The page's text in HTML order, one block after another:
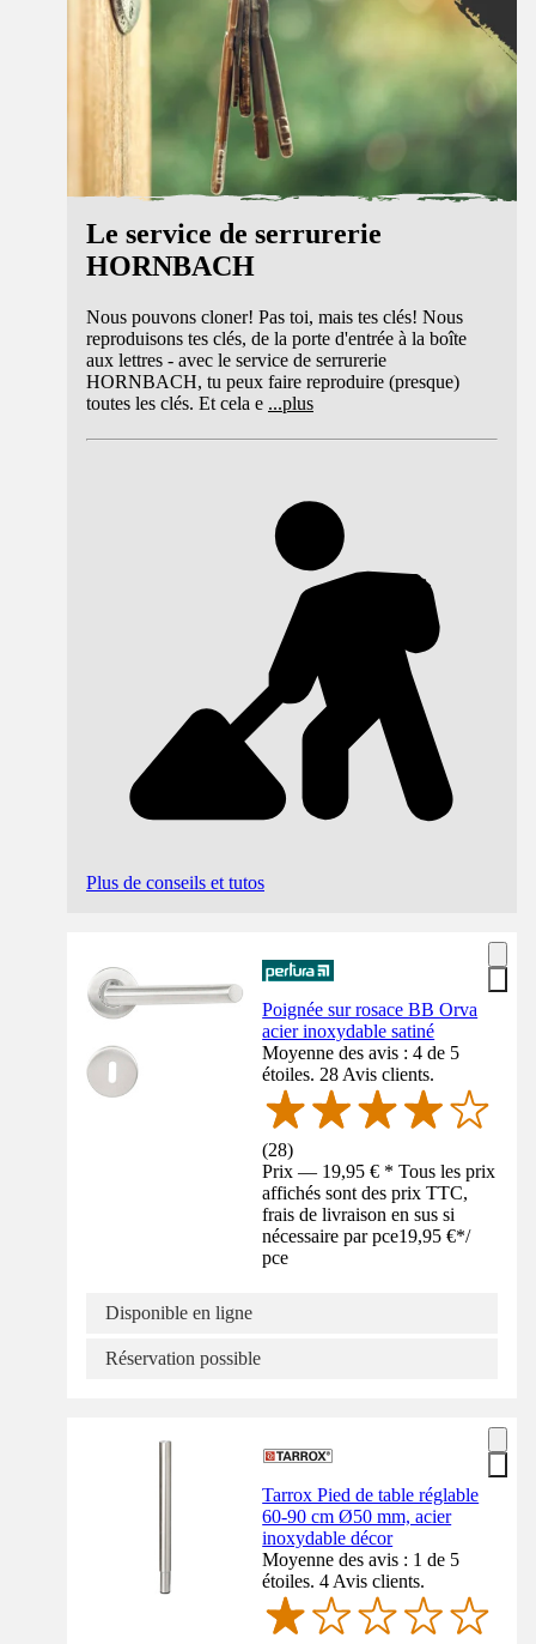
Le service de serrurerie
HORNBACH
Nous pouvons cloner! Pas toi, mais tes clés! Nous
reproduisons tes clés, de la porte d'entrée à la boîte
aux lettres - avec le service de serrurerie
HORNBACH, tu peux faire reproduire (presque)
toutes les clés. Et cela e ...plus
Plus de conseils et tutos
Poignée sur rosace BB Orva
acier inoxydable satiné
Moyenne des avis : 4 de 5
étoiles. 28 Avis clients.
(28)
Prix — 19,95 € * Tous les prix
affichés sont des prix TTC,
frais de livraison en sus si
nécessaire par pce19,95 €*/
pce
Disponible en ligne
Réservation possible
Tarrox Pied de table réglable
60-90 cm Ø50 mm, acier
inoxydable décor
Moyenne des avis : 1 de 5
étoiles. 4 Avis clients.